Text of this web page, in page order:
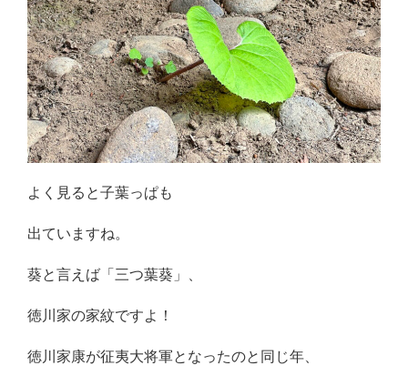
よく見ると子葉っぱも
出ていますね。
葵と言えば「三つ葉葵」、
徳川家の家紋ですよ！
徳川家康が征夷大将軍となったのと同じ年、